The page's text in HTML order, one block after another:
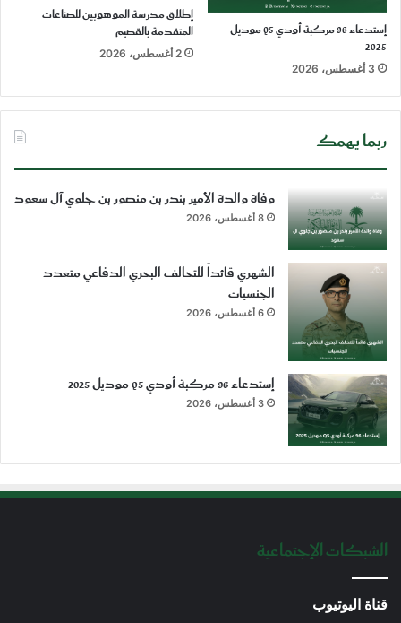
إستدعاء 96 مركبة أودي Q5 موديل
2025
3 أغسطس، 2026
إطلاق مدرسة الموهوبين للصناعات
المتقدمة بالقصيم
2 أغسطس، 2026
ربما يهمك
وفاة والدة الأمير بندر بن منصور بن جلوي آل سعود
8 أغسطس، 2026
الشهري قائداً للتحالف البحري الدفاعي متعدد
الجنسيات
6 أغسطس، 2026
إستدعاء 96 مركبة أودي Q5 موديل 2025
3 أغسطس، 2026
الشبكات الإجتماعية
قناة اليوتيوب